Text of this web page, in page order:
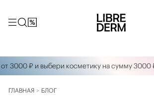
₽ и выбери косметику на сумму 3000 ₽ в
ГЛАВНАЯ БЛОГ